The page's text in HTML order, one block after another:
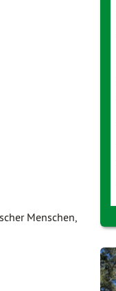
Menschen,